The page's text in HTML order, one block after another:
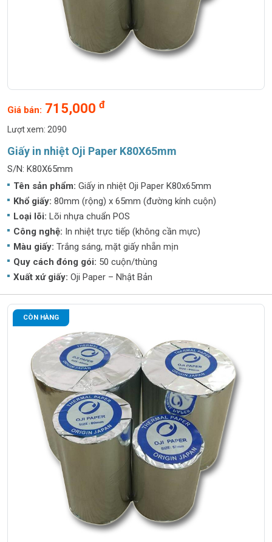
Giấy in nhiệt Oji Paper K80X65mm
S/N: K80X65mm
Tên sản phẩm: Giấy in nhiệt Oji Paper K80x65mm
Khổ giấy: 80mm (rộng) x 65mm (đường kính cuộn)
Loại lõi: Lõi nhựa chuẩn POS
Công nghệ: In nhiệt trực tiếp (không cần mực)
Màu giấy: Trắng sáng, mặt giấy nhẵn mịn
Quy cách đóng gói: 50 cuộn/thùng
Xuất xứ giấy: Oji Paper – Nhật Bản
Giá bán: 715,000 đ
Lượt xem: 2090
CÒN HÀNG